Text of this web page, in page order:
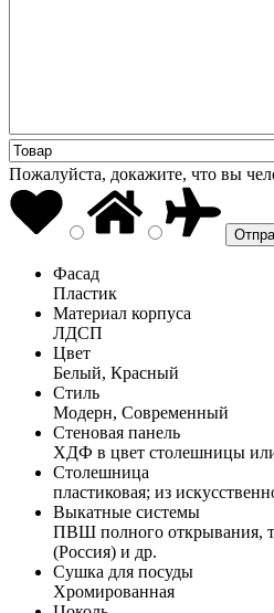
Пожалуйста, докажите, что вы
Фасад
Пластик
Материал корпуса
ЛДСП
Цвет
Белый, Красный
Стиль
Модерн, Современный
Стеновая панель
ХДФ в цвет столешницы
Столешница
пластиковая; из
Выкатные системы
ПВШ полного открывания,
(Россия) и др.
Сушка для посуды
Хромированная